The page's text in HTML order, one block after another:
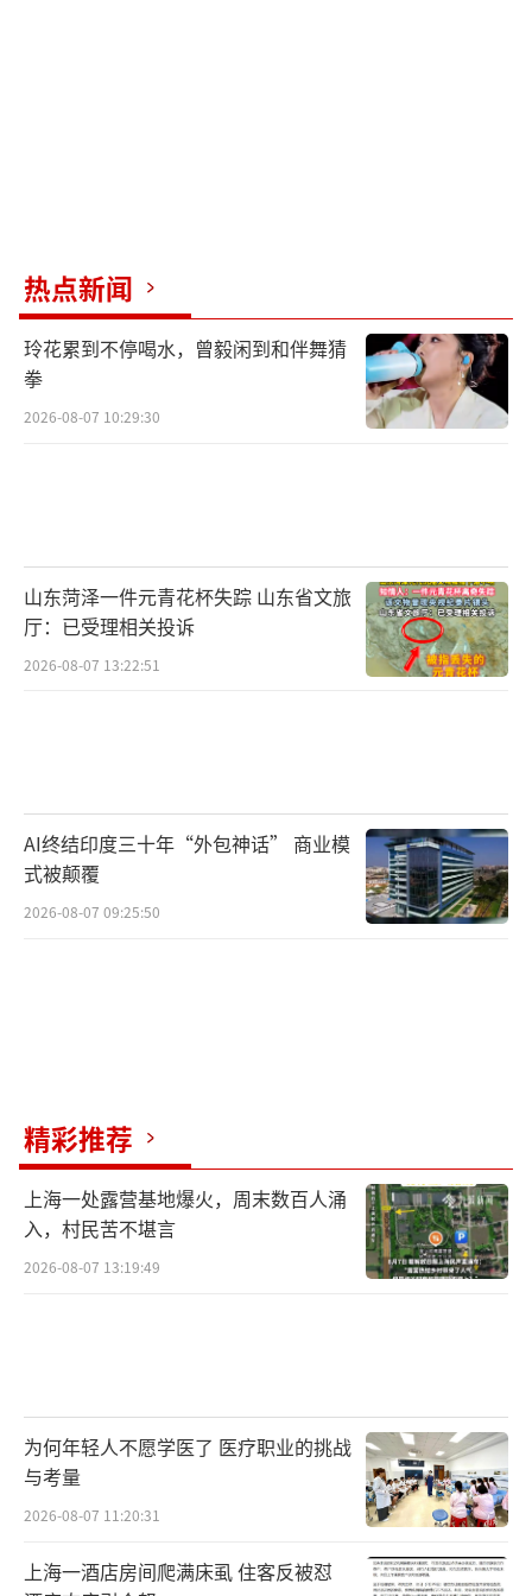
热点新闻
玲花累到不停喝水，曾毅闲到和伴舞猜
拳
2026-08-07 10:29:30
山东菏泽一件元青花杯失踪 山东省文旅
厅：已受理相关投诉
2026-08-07 13:22:51
AI终结印度三十年“外包神话” 商业模
式被颠覆
2026-08-07 09:25:50
精彩推荐
上海一处露营基地爆火，周末数百人涌
入，村民苦不堪言
2026-08-07 13:19:49
为何年轻人不愿学医了 医疗职业的挑战
与考量
2026-08-07 11:20:31
上海一酒店房间爬满床虱 住客反被怼